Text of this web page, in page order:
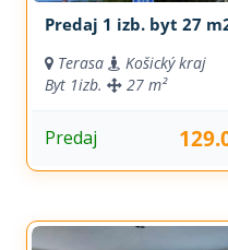
Predaj 1 izb. byt 27
Terasa
Košický kraj
Byt 1izb. 27 m²
Predaj